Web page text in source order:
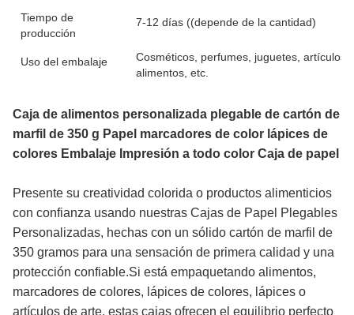
Tiempo de
producción
7-12 días ((depende de la cantidad)
Uso del embalaje
Cosméticos, perfumes, juguetes, artículos
alimentos, etc.
Caja de alimentos personalizada plegable de cartón de
marfil de 350 g Papel marcadores de color lápices de
colores Embalaje Impresión a todo color Caja de papel
Presente su creatividad colorida o productos alimenticios
con confianza usando nuestras Cajas de Papel Plegables
Personalizadas, hechas con un sólido cartón de marfil de
350 gramos para una sensación de primera calidad y una
protección confiable.Si está empaquetando alimentos,
marcadores de colores, lápices de colores, lápices o
artículos de arte, estas cajas ofrecen el equilibrio perfecto